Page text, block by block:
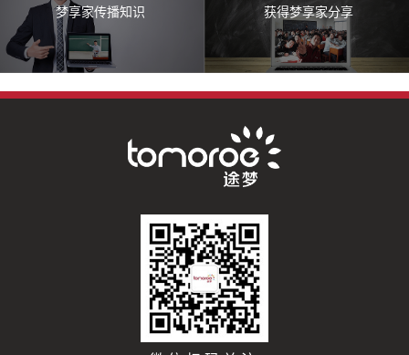
梦享家传播知识 获得梦享家分享